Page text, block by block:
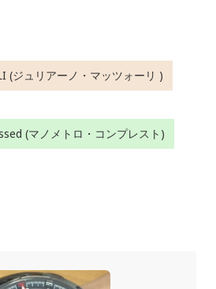
(ジュリアーノ・マッツォーリ )
(マノメトロ・コンプレスト)